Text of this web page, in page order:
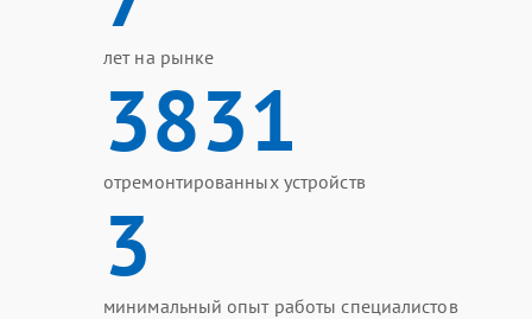
лет на рынке
3831
отремонтированных устройств
3
минимальный опыт работы специалистов